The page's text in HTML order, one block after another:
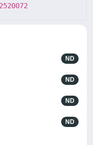
ND
ND
ND
ND